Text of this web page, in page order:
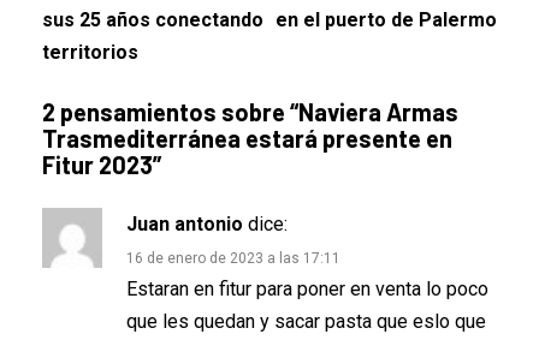
sus 25 años conectando
territorios
en el puerto de Palermo
2 pensamientos sobre “Naviera Armas
Trasmediterránea estará presente en
Fitur 2023”
Juan antonio dice:
16 de enero de 2023 a las 17:11
Estaran en fitur para poner en venta lo poco
que les quedan y sacar pasta que eslo que